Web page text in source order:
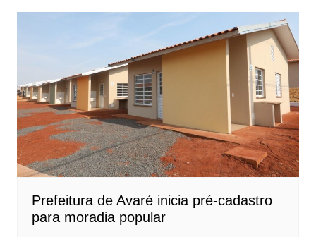
Prefeitura de Avaré inicia pré-cadastro
para moradia popular